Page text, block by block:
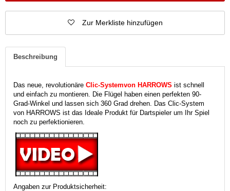
Zur Merkliste hinzufügen
Beschreibung
Das neue, revolutionäre Clic-Systemvon HARROWS ist schnell
und einfach zu montieren. Die Flügel haben einen perfekten 90-
Grad-Winkel und lassen sich 360 Grad drehen. Das Clic-System
von HARROWS ist das Ideale Produkt für Dartspieler um Ihr Spiel
noch zu perfektionieren.
Angaben zur Produktsicherheit: